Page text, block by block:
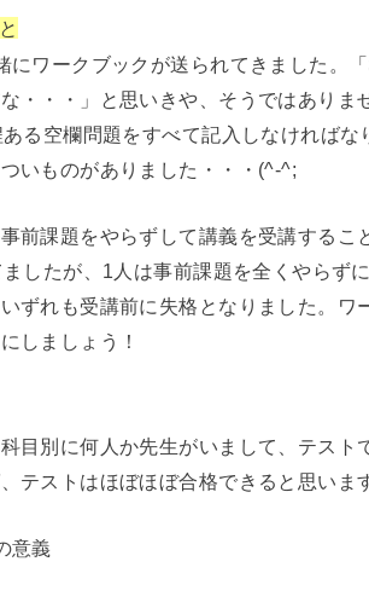
にワークブックが送られてきました。
・・・」と思いきや、そうではありま
る空欄問題をすべて記入しなければな
いものがありました・・・(^-^;
前課題をやらずして講義を受講するこ
したが、1人は事前課題を全くやらず
ずれも受講前に失格となりました。ワ
しましょう！
目別に何人か先生がいまして、テスト
テストはほぼほぼ合格できると思いま
意義